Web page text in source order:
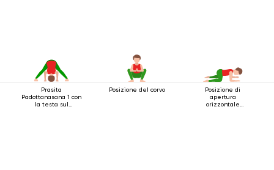
Prasita
Padottanasana 1 con
la testa sul
Posizione del corvo
Posizione di
apertura
orizzontale